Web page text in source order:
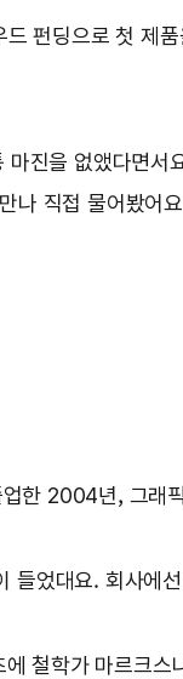
펀딩으로 첫
진을 없앴다면
나 직접 물어봤어
한 2004년, 그
었대요. 회사
에 철학가 마르크